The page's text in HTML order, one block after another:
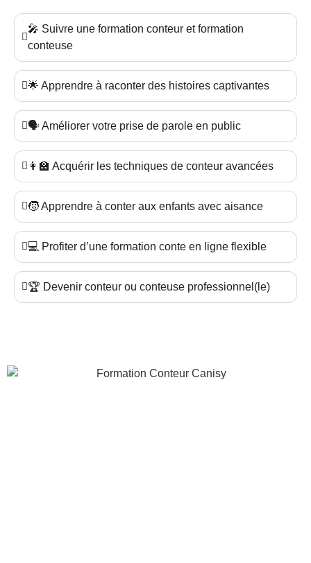
🎤 Suivre une formation conteur et formation
conteuse
🌟 Apprendre à raconter des histoires captivantes
🗣️ Améliorer votre prise de parole en public
👩‍🏫 Acquérir les techniques de conteur avancées
🧒 Apprendre à conter aux enfants avec aisance
💻 Profiter d’une formation conte en ligne flexible
🏆 Devenir conteur ou conteuse professionnel(le)